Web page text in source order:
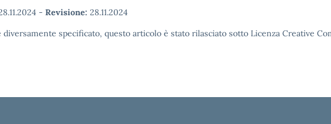
- Revisione: 28.11.2024
diversamente specificato, questo articolo è stato rilasciato sotto Licenza Creative